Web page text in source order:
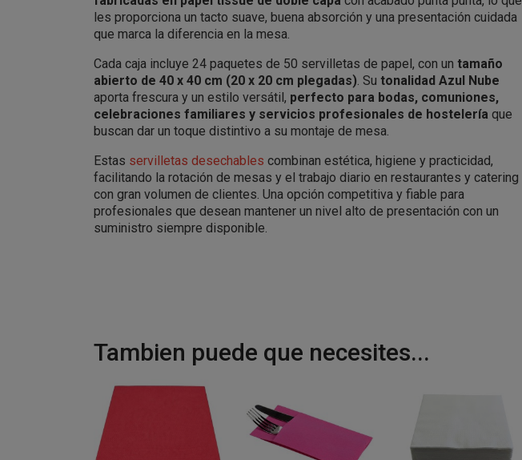
les proporciona un tacto suave, buena absorción y una presentación cuidada
que marca la diferencia en la mesa.
Cada caja incluye 24 paquetes de 50 servilletas de papel, con un tamaño
abierto de 40 x 40 cm (20 x 20 cm plegadas). Su tonalidad Azul Nube
aporta frescura y un estilo versátil, perfecto para bodas, comuniones,
celebraciones familiares y servicios profesionales de hostelería que
buscan dar un toque distintivo a su montaje de mesa.
Estas servilletas desechables combinan estética, higiene y practicidad,
facilitando la rotación de mesas y el trabajo diario en restaurantes y catering
con gran volumen de clientes. Una opción competitiva y fiable para
profesionales que desean mantener un nivel alto de presentación con un
suministro siempre disponible.
Tambien puede que necesites...